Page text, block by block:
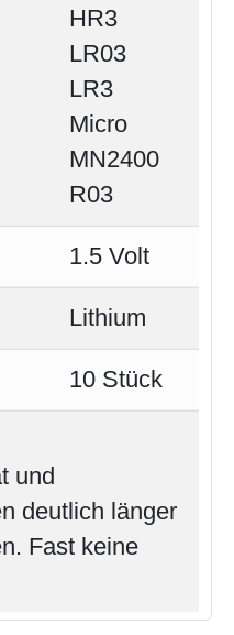
HR3
LR03
LR3
Micro
MN2400
R03
1.5 Volt
Lithium
10 Stück
und
deutlich länger
Fast keine